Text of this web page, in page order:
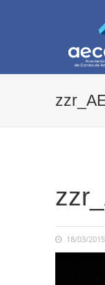
18/03/2015